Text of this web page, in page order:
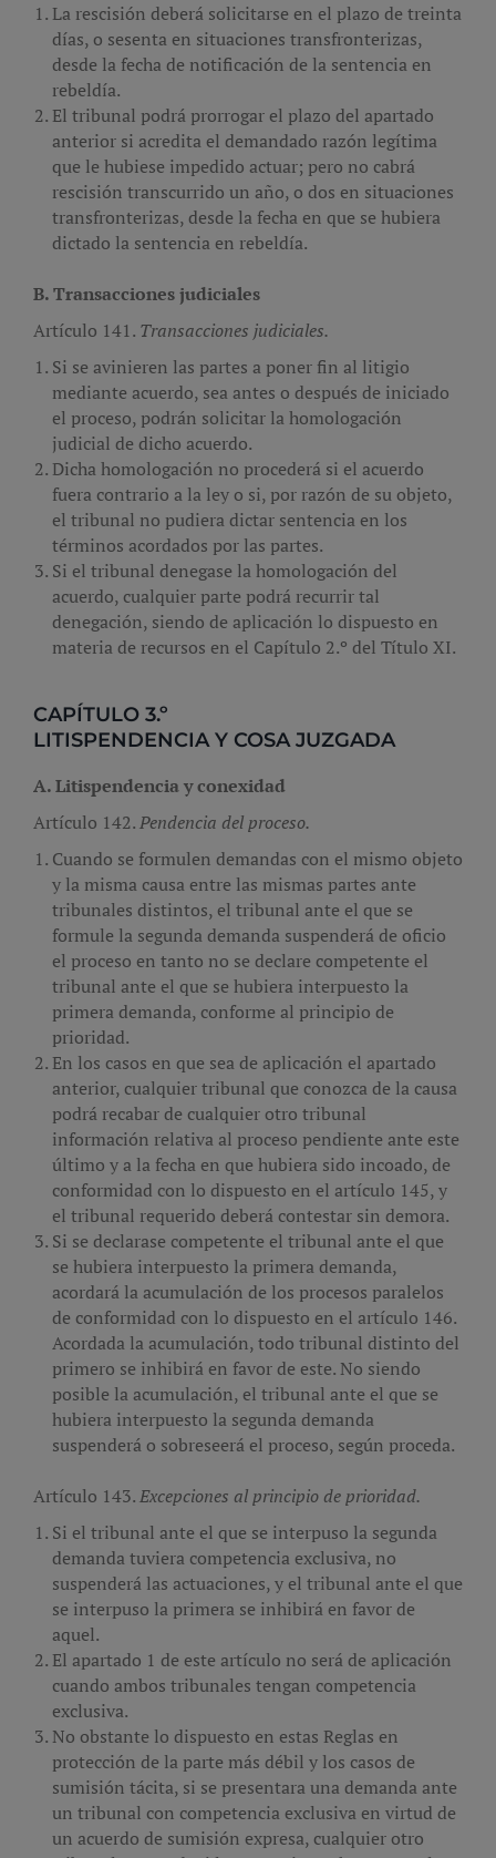
La rescisión deberá solicitarse en el plazo de treinta
días, o sesenta en situaciones transfronterizas,
desde la fecha de notificación de la sentencia en
rebeldía.
El tribunal podrá prorrogar el plazo del apartado
anterior si acredita el demandado razón legítima
que le hubiese impedido actuar; pero no cabrá
rescisión transcurrido un año, o dos en situaciones
transfronterizas, desde la fecha en que se hubiera
dictado la sentencia en rebeldía.
B. Transacciones judiciales
Artículo 141. Transacciones judiciales.
Si se avinieren las partes a poner fin al litigio
mediante acuerdo, sea antes o después de iniciado
el proceso, podrán solicitar la homologación
judicial de dicho acuerdo.
Dicha homologación no procederá si el acuerdo
fuera contrario a la ley o si, por razón de su objeto,
el tribunal no pudiera dictar sentencia en los
términos acordados por las partes.
Si el tribunal denegase la homologación del
acuerdo, cualquier parte podrá recurrir tal
denegación, siendo de aplicación lo dispuesto en
materia de recursos en el Capítulo 2.º del Título XI.
CAPÍTULO 3.º
LITISPENDENCIA Y COSA JUZGADA
A. Litispendencia y conexidad
Artículo 142.Pendencia del proceso.
Cuando se formulen demandas con el mismo objeto
y la misma causa entre las mismas partes ante
tribunales distintos, el tribunal ante el que se
formule la segunda demanda suspenderá de oficio
el proceso en tanto no se declare competente el
tribunal ante el que se hubiera interpuesto la
primera demanda, conforme al principio de
prioridad.
En los casos en que sea de aplicación el apartado
anterior, cualquier tribunal que conozca de la causa
podrá recabar de cualquier otro tribunal
información relativa al proceso pendiente ante este
último y a la fecha en que hubiera sido incoado, de
conformidad con lo dispuesto en el artículo 145, y
el tribunal requerido deberá contestar sin demora.
Si se declarase competente el tribunal ante el que
se hubiera interpuesto la primera demanda,
acordará la acumulación de los procesos paralelos
de conformidad con lo dispuesto en el artículo 146.
Acordada la acumulación, todo tribunal distinto del
primero se inhibirá en favor de este. No siendo
posible la acumulación, el tribunal ante el que se
hubiera interpuesto la segunda demanda
suspenderá o sobreseerá el proceso, según proceda.
Artículo 143.Excepciones al principio de prioridad.
Si el tribunal ante el que se interpuso la segunda
demanda tuviera competencia exclusiva, no
suspenderá las actuaciones, y el tribunal ante el que
se interpuso la primera se inhibirá en favor de
aquel.
El apartado 1 de este artículo no será de aplicación
cuando ambos tribunales tengan competencia
exclusiva.
No obstante lo dispuesto en estas Reglas en
protección de la parte más débil y los casos de
sumisión tácita, si se presentara una demanda ante
un tribunal con competencia exclusiva en virtud de
un acuerdo de sumisión expresa, cualquier otro